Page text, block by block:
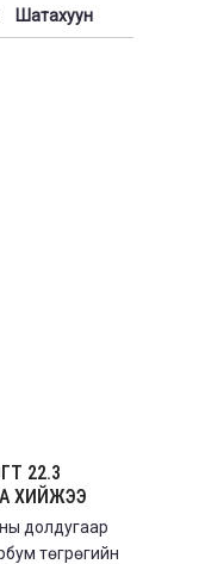
Шатахуун
22.3
ХИЙЖЭЭ
долдугаар
төгрөгийн